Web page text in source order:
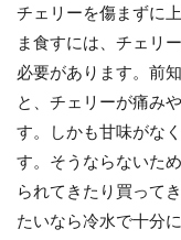
チェリーを傷まずに
ま食すには、チェリ
必要があります。前
と、チェリーが痛み
す。しかも甘味がな
す。そうならないた
られてきたり買って
たいなら冷水で十分